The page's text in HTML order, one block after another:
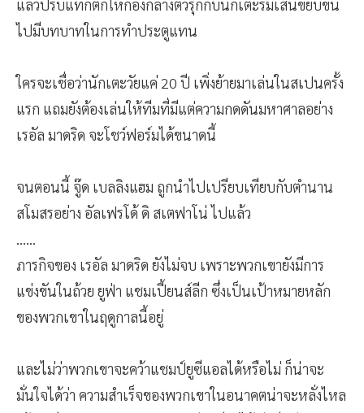
แล้วปรับแท็กติกให้กองกลางตัวรุกกับนักเตะริมเส้นขยับขึ้น
ไปมีบทบาทในการทำประตูแทน
ใครจะเชื่อว่านักเตะวัยแค่ 20 ปี เพิ่งย้ายมาเล่นในสเปนครั้ง
แรก แถมยังต้องเล่นให้ทีมที่มีแต่ความกดดันมหาศาลอย่าง
เรอัล มาดริด จะโชว์ฟอร์มได้ขนาดนี้
จนตอนนี้ จู๊ด เบลลิงแฮม ถูกนำไปเปรียบเทียบกับตำนาน
สโมสรอย่าง อัลเฟรโด้ ดิ สเตฟาโน่ ไปแล้ว
......
ภารกิจของ เรอัล มาดริด ยังไม่จบ เพราะพวกเขายังมีการ
แข่งขันในถ้วย ยูฟ่า แชมเปี้ยนส์ลีก ซึ่งเป็นเป้าหมายหลัก
ของพวกเขาในฤดูกาลนี้อยู่
และไม่ว่าพวกเขาจะคว้าแชมป์ยูซีแอลได้หรือไม่ ก็น่าจะ
มั่นใจได้ว่า ความสำเร็จของพวกเขาในอนาคตน่าจะหลั่งไหล